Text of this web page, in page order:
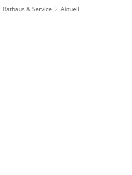
Rathaus & Service
Aktuell